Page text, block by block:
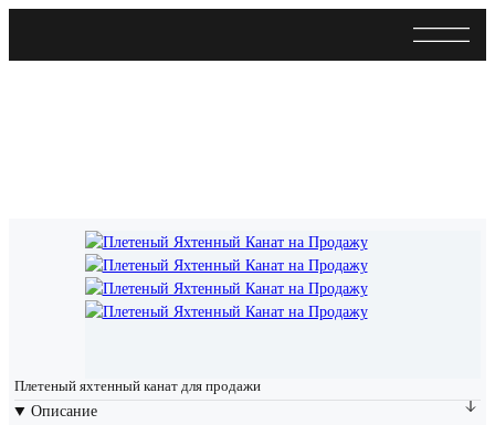
Плетеный яхтенный канат для продажи
Описание